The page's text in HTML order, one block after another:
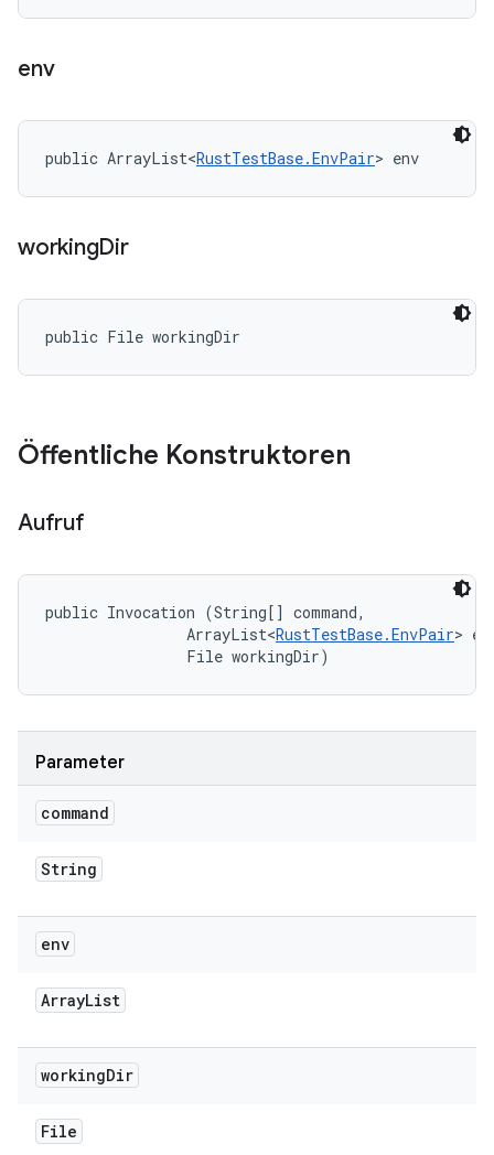
env
public ArrayList<RustTestBase.EnvPair> env
workingDir
public File workingDir
Öffentliche Konstruktoren
Aufruf
public Invocation (String[] command,
                ArrayList<
RustTestBase.EnvPair>
                File workingDir)
Parameter
command
String
env
ArrayList
workingDir
File